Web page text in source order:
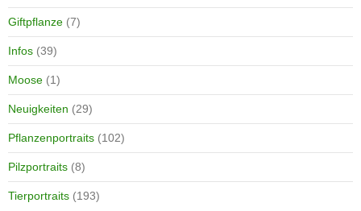
Giftpflanze (7)
Infos (39)
Moose (1)
Neuigkeiten (29)
Pflanzenportraits (102)
Pilzportraits (8)
Tierportraits (193)